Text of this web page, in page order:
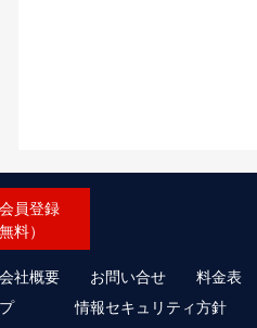
員登録
無料）
会社概要 お問い合せ
料金表
情報セキュリティ方針